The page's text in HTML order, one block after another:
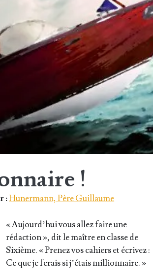
!
:Hunermann, Père Guillaume
« Aujourd’­hui vous allez faire une
rédac­tion », dit le maître en classe de
Sixième. « Pre­nez vos cahiers et écri­vez :
Ce que je ferais si j’é­tais millionnaire. »